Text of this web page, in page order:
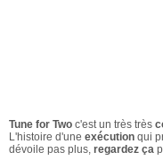
Tune for Two c'est un très très
L'histoire d'une exécution qui
dévoile pas plus, regardez ça